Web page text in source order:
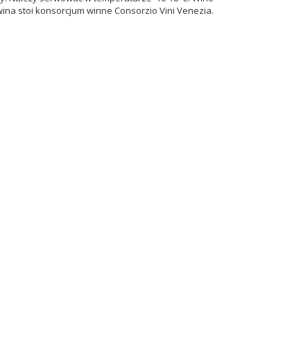
stoi konsorcjum winne Consorzio Vini Venezia.